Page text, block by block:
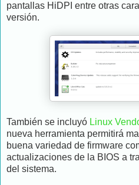
pantallas HiDPI entre otras
versión.
También se incluyó Linux
nueva herramienta permitirá
buena variedad de firmware
actualizaciones de la BIOS a
del sistema.